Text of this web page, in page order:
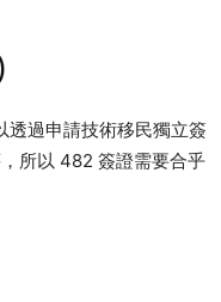
過申請技術移民獨立簽
所以 482 簽證需要合乎